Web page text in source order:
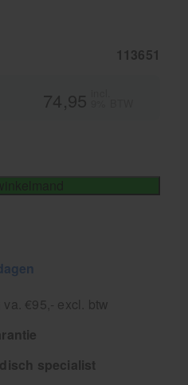
113651
74,95
€95,- excl. btw
specialist